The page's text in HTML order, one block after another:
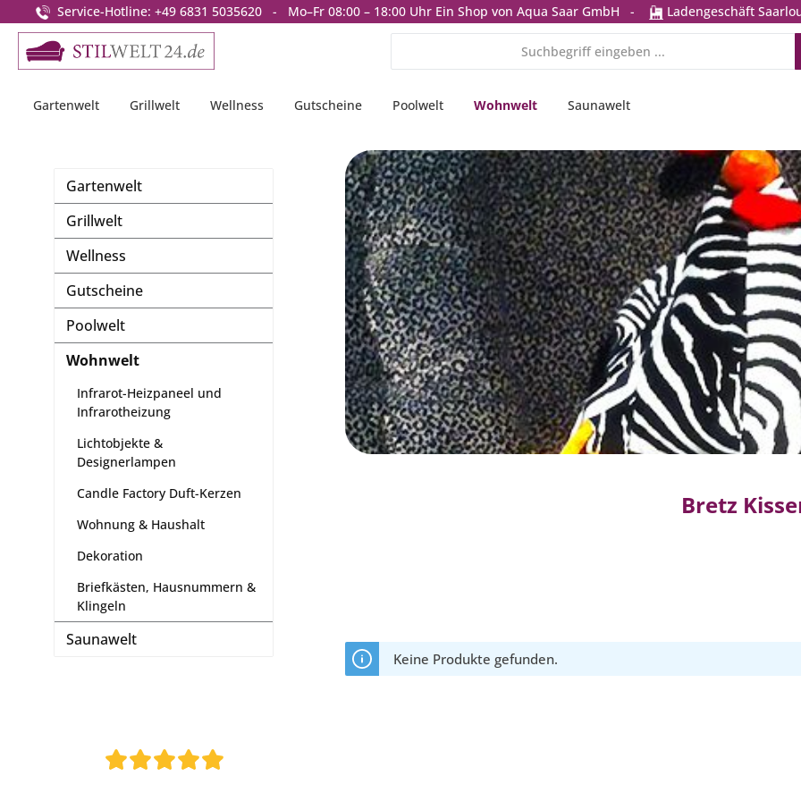
Zur Hauptnavigation springen
Service-Hotline: +49 6831 5035620 - Mo–Fr 08:00 – 18:00 Uhr Ein Shop von Aqua Saar GmbH - Ladengeschäft
Gartenwelt Grillwelt Wellness Gutscheine Poolwelt Wohnwelt Saunawelt
Gartenwelt
Grillwelt
Wellness
Gutscheine
Poolwelt
Wohnwelt
Infrarot-Heizpaneel und
Infrarotheizung
Lichtobjekte &
Designerlampen
Candle Factory Duft-Kerzen
Wohnung & Haushalt
Dekoration
Briefkästen, Hausnummern &
Klingeln
Saunawelt
Bretz
Keine Produkte gefunden.